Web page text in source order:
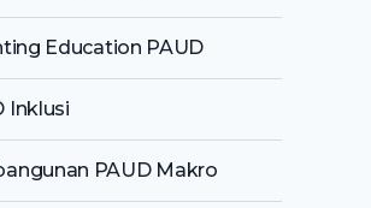
Education PAUD
Inklusi
PAUD Makro